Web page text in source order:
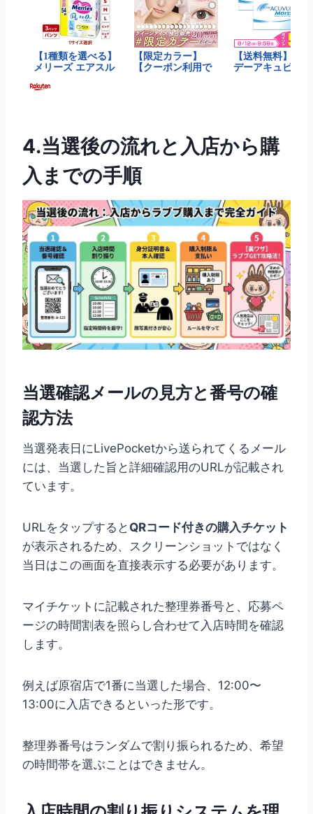
4.当選後の流れと入店から購
入までの手順
当選確認メールの見方と番号の確
認方法
当選発表日にLivePocketから送られてくるメール
には、当選した旨と詳細確認用のURLが記載され
ています。
URLをタップすると QRコード付きの購入チケット
が表示されるため、スクリーンショットではなく
当日はこの画面を直接表示する必要があります。
マイチケットに記載された整理券番号と、応募ペ
ージの時間割表を照らし合わせて入店時間を確認
します。
例えば原宿店で1番に当選した場合、12:00〜
13:00に入店できるといった形です。
整理券番号はランダムで割り振られるため、希望
の時間帯を選ぶことはできません。